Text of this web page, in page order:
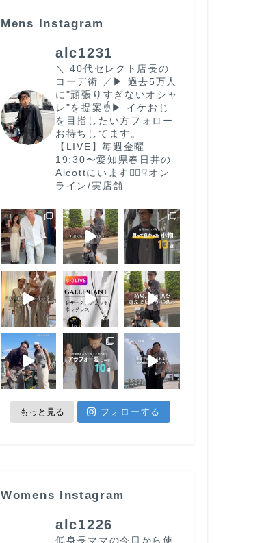
Mens Instagram
alc1231
＼ 40代セレクト店長の
コーデ術 ／ ▶︎ 過去5万人
に"頑張りすぎないオシャ
レ"を提案☝️ ▶︎ イケおじ
を目指したい方フォロー
お待ちしてます。
【LIVE】毎週金曜
19:30〜愛知県春日井の
Alcottにいます🙋‍♂️ ☟オン
ライン/実店舗
もっと見る フォローする
Womens Instagram
alc1226
低身長ママの今日から使